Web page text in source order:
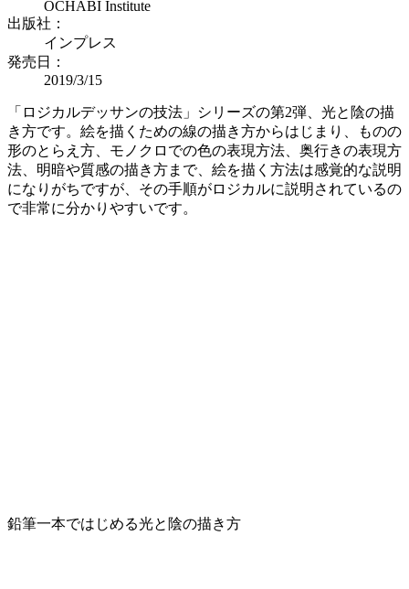
OCHABI Institute
出版社：
インプレス
発売日：
2019/3/15
「ロジカルデッサンの技法」シリーズの第2弾、光と陰の描
き方です。絵を描くための線の描き方からはじまり、ものの
形のとらえ方、モノクロでの色の表現方法、奥行きの表現方
法、明暗や質感の描き方まで、絵を描く方法は感覚的な説明
になりがちですが、その手順がロジカルに説明されているの
で非常に分かりやすいです。
鉛筆一本ではじめる光と陰の描き方